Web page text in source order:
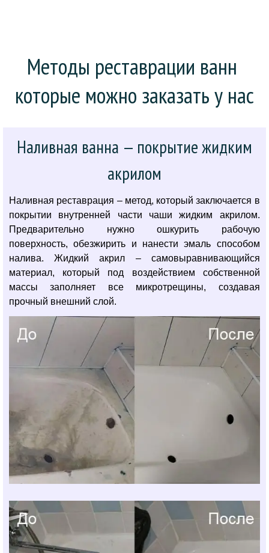
Методы реставрации ванн
которые можно заказать у нас
Наливная ванна — покрытие жидким
акрилом
Наливная реставрация – метод, который заключается в
покрытии внутренней части чаши жидким акрилом.
Предварительно нужно ошкурить рабочую
поверхность, обезжирить и нанести эмаль способом
налива. Жидкий акрил – самовыравнивающийся
материал, который под воздействием собственной
массы заполняет все микротрещины, создавая
прочный внешний слой.